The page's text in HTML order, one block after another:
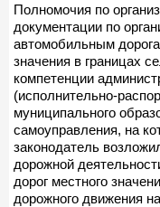
Полномочия по
документации по
автомобильным
значения в границах
компетенции
(исполнительно-
муниципального
самоуправления, на
законодатель
дорожной
дорог местного
дорожного движения